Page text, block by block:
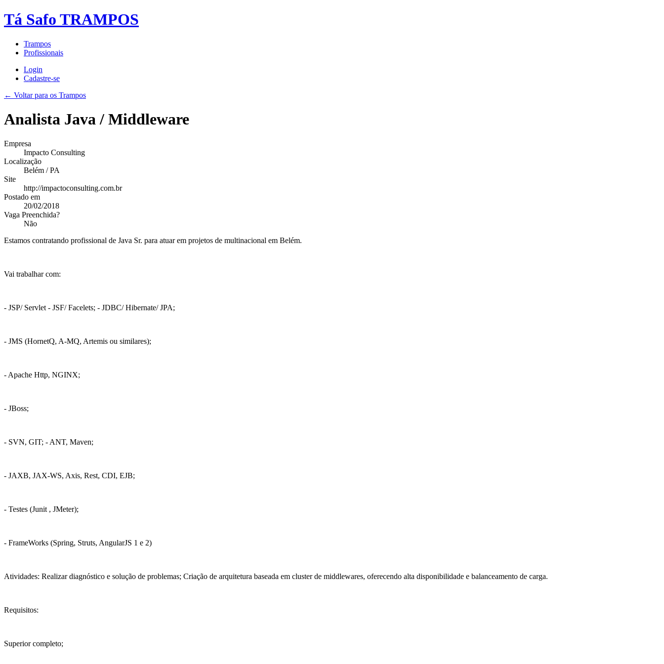
Tá Safo TRAMPOS
Trampos
Profissionais
Login
Cadastre-se
← Voltar para os Trampos
Analista Java / Middleware
Empresa
Impacto Consulting
Localização
Belém / PA
Site
http://impactoconsulting.com.br
Postado em
20/02/2018
Vaga Preenchida?
Não
Estamos contratando profissional de Java Sr. para atuar em projetos de multinacional em Belém.
Vai trabalhar com:
- JSP/ Servlet - JSF/ Facelets; - JDBC/ Hibernate/ JPA;
- JMS (HornetQ, A-MQ, Artemis ou similares);
- Apache Http, NGINX;
- JBoss;
- SVN, GIT; - ANT, Maven;
- JAXB, JAX-WS, Axis, Rest, CDI, EJB;
- Testes (Junit , JMeter);
- FrameWorks (Spring, Struts, AngularJS 1 e 2)
Atividades: Realizar diagnóstico e solução de problemas; Criação de arquitetura baseada em cluster de middlewares, oferecendo alta disponibilidade e balanceamento de carga.
Requisitos:
Superior completo;